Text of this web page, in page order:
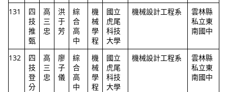
131
四
技
推
甄
高
三
忠
洪
于
芳
綜
合
高
中
機
械
學
程
國立
虎尾
科技
大學
機械設計工程系
雲林縣
私立東
南國中
132
四
技
登
分
高
三
忠
廖
子
儀
綜
合
高
中
機
械
學
程
國立
虎尾
科技
大學
機械設計工程系
雲林縣
私立東
南國中